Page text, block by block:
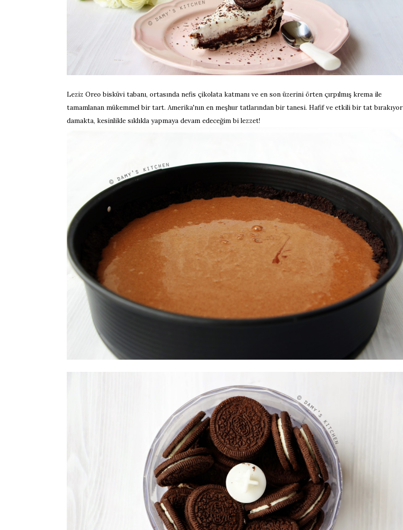
Leziz Oreo bisküvi tabanı, ortasında nefis çikolata katmanı ve en son üzerini örten çırpılmış krema ile
tamamlanan mükemmel bir tart. Amerika'nın en meşhur tatlarından bir tanesi. Hafif ve etkili bir tat bırakıyor
damakta, kesinlikle sıklıkla yapmaya devam edeceğim bi lezzet!